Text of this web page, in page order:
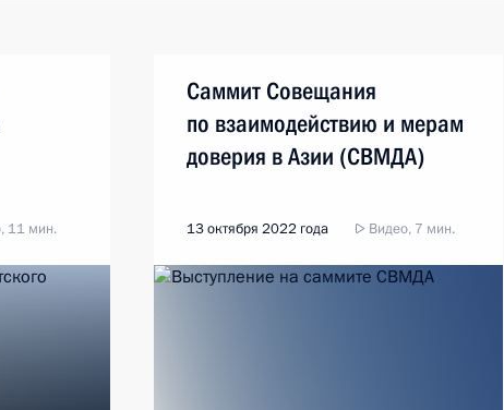
11 мин.
Саммит Совещания
по взаимодействию и мерам
доверия в Азии (СВМДА)
13 октября 2022 года Видео, 7 мин.